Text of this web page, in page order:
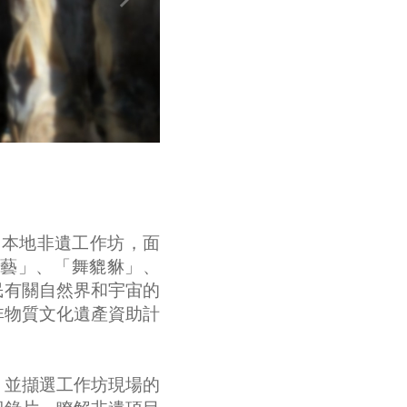
地非遺工作坊，面
」、「舞貔貅」、
關自然界和宇宙的
質文化遺產資助計
擷選工作坊現場的